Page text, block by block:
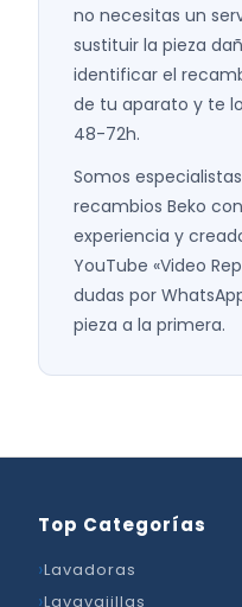
no necesitas un
sustituir la pieza
identificar el
de tu aparato y te
48-72h.
Somos
recambios Beko
experiencia y
YouTube «Video
dudas por
pieza a la primera.
Top Categorías
Lavadoras
Lavavajillas